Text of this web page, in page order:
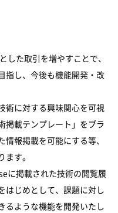
た取引を増やすことで、
指し、今後も機能開発・改
術に対する興味関心を可視
掲載テンプレート」をブラ
情報掲載を可能にする等、
ます。
に掲載された技術の閲覧履
はじめとして、課題に対し
るような機能を開発いたし